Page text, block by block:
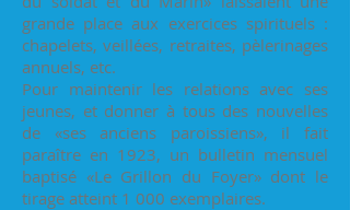
grande place aux exercices spirituels :
chapelets, veillées, retraites, pèlerinages
annuels, etc.
Pour maintenir les relations avec ses
jeunes, et donner à tous des nouvelles
de «ses anciens paroissiens», il fait
paraître en 1923, un bulletin mensuel
baptisé «Le Grillon du Foyer» dont le
tirage atteint 1 000 exemplaires.